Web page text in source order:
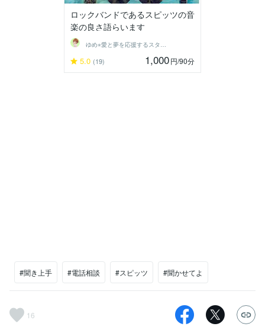
ロックバンドであるスピッツの音
楽の良さ語らいます
ゆめ⭐︎愛と夢を応援するスターゲイザー
5.0 (19) 1,000円/90分
#聞き上手 #電話相談 #スピッツ #聞かせてよ
16